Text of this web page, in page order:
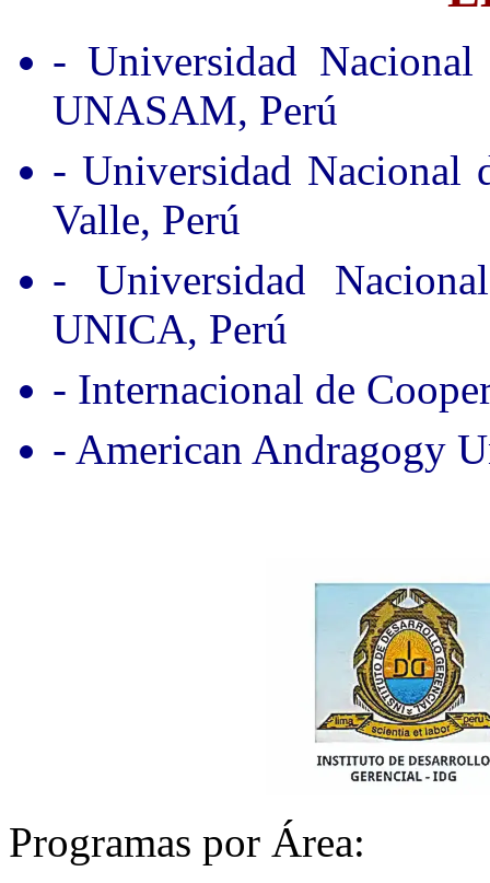
- Universidad
UNASAM, Perú
- Universidad Nacional
Valle, Perú
- Universidad
UNICA, Perú
- Internacional de
- American Andragogy
Programas por Área: